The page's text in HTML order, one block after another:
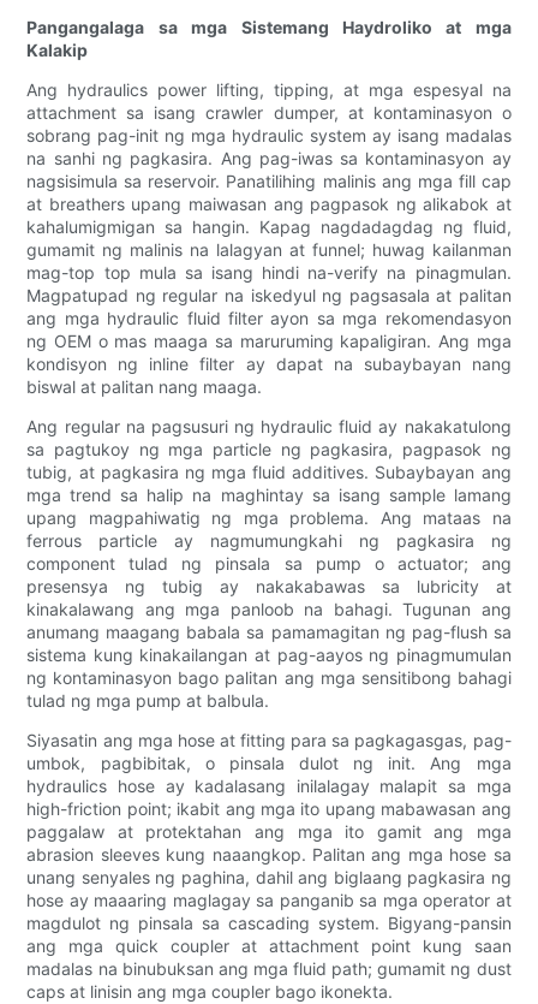
Pangangalaga sa mga Sistemang Haydroliko at mga
Kalakip
Ang hydraulics power lifting, tipping, at mga espesyal na
attachment sa isang crawler dumper, at kontaminasyon o
sobrang pag-init ng mga hydraulic system ay isang madalas
na sanhi ng pagkasira. Ang pag-iwas sa kontaminasyon ay
nagsisimula sa reservoir. Panatilihing malinis ang mga fill cap
at breathers upang maiwasan ang pagpasok ng alikabok at
kahalumigmigan sa hangin. Kapag nagdadagdag ng fluid,
gumamit ng malinis na lalagyan at funnel; huwag kailanman
mag-top top mula sa isang hindi na-verify na pinagmulan.
Magpatupad ng regular na iskedyul ng pagsasala at palitan
ang mga hydraulic fluid filter ayon sa mga rekomendasyon
ng OEM o mas maaga sa maruruming kapaligiran. Ang mga
kondisyon ng inline filter ay dapat na subaybayan nang
biswal at palitan nang maaga.
Ang regular na pagsusuri ng hydraulic fluid ay nakakatulong
sa pagtukoy ng mga particle ng pagkasira, pagpasok ng
tubig, at pagkasira ng mga fluid additives. Subaybayan ang
mga trend sa halip na maghintay sa isang sample lamang
upang magpahiwatig ng mga problema. Ang mataas na
ferrous particle ay nagmumungkahi ng pagkasira ng
component tulad ng pinsala sa pump o actuator; ang
presensya ng tubig ay nakakabawas sa lubricity at
kinakalawang ang mga panloob na bahagi. Tugunan ang
anumang maagang babala sa pamamagitan ng pag-flush sa
sistema kung kinakailangan at pag-aayos ng pinagmumulan
ng kontaminasyon bago palitan ang mga sensitibong bahagi
tulad ng mga pump at balbula.
Siyasatin ang mga hose at fitting para sa pagkagasgas, pag-
umbok, pagbibitak, o pinsala dulot ng init. Ang mga
hydraulics hose ay kadalasang inilalagay malapit sa mga
high-friction point; ikabit ang mga ito upang mabawasan ang
paggalaw at protektahan ang mga ito gamit ang mga
abrasion sleeves kung naaangkop. Palitan ang mga hose sa
unang senyales ng paghina, dahil ang biglaang pagkasira ng
hose ay maaaring maglagay sa panganib sa mga operator at
magdulot ng pinsala sa cascading system. Bigyang-pansin
ang mga quick coupler at attachment point kung saan
madalas na binubuksan ang mga fluid path; gumamit ng dust
caps at linisin ang mga coupler bago ikonekta.